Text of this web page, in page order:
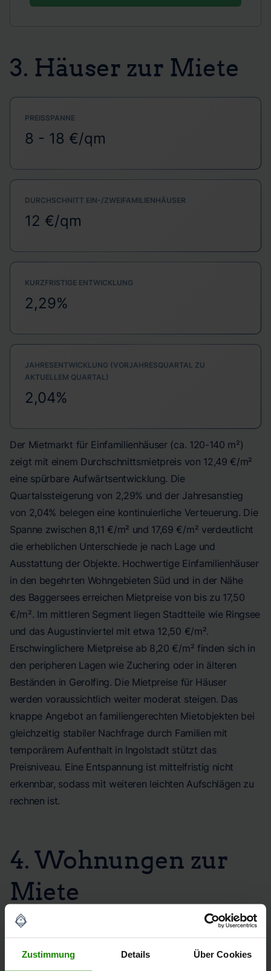
Zustimmung Details Über Cookies
3. Häuser zur Miete
PREISSPANNE
8 - 18 €/qm
DURCHSCHNITT EIN-/ZWEIFAMILIENHÄUSER
12 €/qm
KURZFRISTIGE ENTWICKLUNG
2,29%
JAHRESENTWICKLUNG (VORJAHRESQUARTAL ZU
AKTUELLEM QUARTAL)
2,04%
Der Mietmarkt für Einfamilienhäuser (ca. 120-140 m²)
zeigt mit einem Durchschnittsmietpreis von 12,49 €/m²
eine spürbare Aufwärtsentwicklung. Die
Quartalssteigerung von 2,29% und der Jahresanstieg
von 2,04% belegen eine kontinuierliche Verteuerung. Die
Spanne zwischen 8,11 €/m² und 17,69 €/m² verdeutlicht
die erheblichen Unterschiede je nach Lage und
Ausstattung der Objekte. Hochwertige Einfamilienhäuser
in den begehrten Wohngebieten Süd und in der Nähe
des Baggersees erreichen Mietpreise von bis zu 17,50
€/m². Im mittleren Segment liegen Stadtteile wie Ringsee
und das Augustinviertel mit etwa 12,50 €/m².
Erschwinglichere Mietpreise ab 8,20 €/m² finden sich in
den peripheren Lagen wie Zuchering oder in älteren
Beständen in Gerolfing. Die Mietpreise für Häuser
werden voraussichtlich weiter moderat steigen. Das
knappe Angebot an familiengerechten Mietobjekten bei
gleichzeitig stabiler Nachfrage durch Familien mit
temporärem Aufenthalt in Ingolstadt stützt das
Preisniveau. Eine Entspannung ist mittelfristig nicht
erkennbar, sodass mit weiteren leichten Aufschlägen zu
rechnen ist.
4. Wohnungen zur
Miete
10 - 22 €/qm